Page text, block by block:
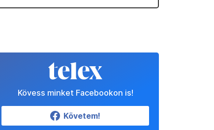
Kövess minket Facebookon is!
Követem!